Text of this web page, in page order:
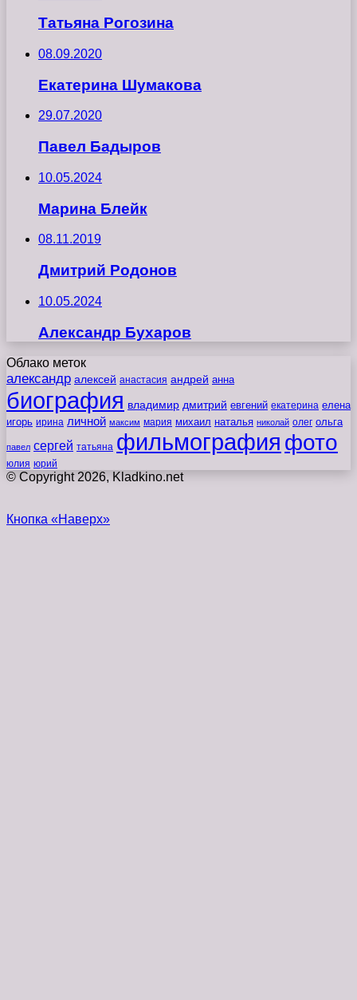
Татьяна Рогозина
08.09.2020
Екатерина Шумакова
29.07.2020
Павел Бадыров
10.05.2024
Марина Блейк
08.11.2019
Дмитрий Родонов
10.05.2024
Александр Бухаров
Облако меток
александр алексей анастасия андрей анна
биография владимир дмитрий евгений екатерина елена
игорь ирина личной максим мария михаил наталья николай олег ольга
павел сергей татьяна фильмография фото
юлия юрий
© Copyright 2026, Kladkino.net
Кнопка «Наверх»